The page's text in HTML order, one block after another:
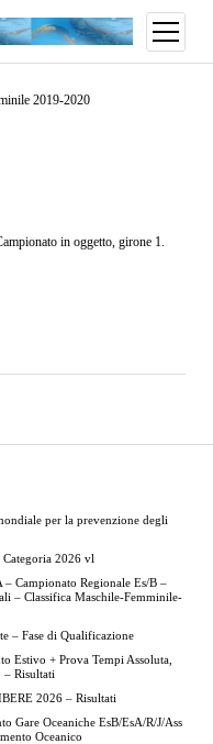
per la prevenzione degli
2026 vl
Campionato Regionale Es/B –
– Classifica Maschile-Femminile-
– Fase di Qualificazione
Estivo + Prova Tempi Assoluta,
– Risultati
2026 – Risultati
Gare Oceaniche EsB/EsA/R/J/Ass
Oceanico
2019-2020
in oggetto, girone 1.